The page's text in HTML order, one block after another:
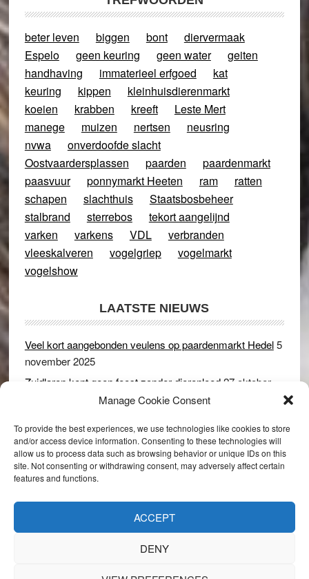
Manage Cookie Consent
To provide the best experiences, we use technologies like cookies to store
and/or access device information. Consenting to these technologies will
allow us to process data such as browsing behavior or unique IDs on this
site. Not consenting or withdrawing consent, may adversely affect certain
features and functions.
ACCEPT
DENY
beter leven biggen bont
diervermaak
Espelo
geen keuring geen water
geiten
handhaving
immaterieel erfgoed
kat
keuring
kippen
kleinhuisdierenmarkt
koeien
krabben kreeft
Leste Mert
manege
muizen nertsen
neusring
nvwa
onverdoofde slacht
Oostvaardersplassen
paarden
paardenmarkt
paasvuur
ponnymarkt Heeten ram
ratten
schapen
slachthuis
Staatsbosbeheer
stalbrand
sterrebos
tekort aangelijnd
varken
varkens VDL
verbranden
vleeskalveren
vogelgriep
vogelmarkt
vogelshow
LAATSTE NIEUWS
Veel kort aangebonden veulens op paardenmarkt Hedel5
november 2025
Zuidlaren kent geen feest zonder dierenleed27 oktober
Rijswijk (Gld) 2 december 2024
Dikbillen sieren de troon op schaamteloos Leste Merte in
Druten 8 november 2024